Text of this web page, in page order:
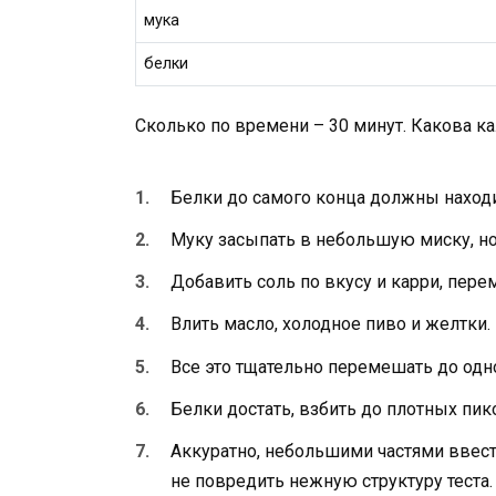
мука
белки
Сколько по времени – 30 минут. Какова
Белки до самого конца должны
Муку засыпать в небольшую миску,
Добавить соль по вкусу и карри,
Влить масло, холодное пиво и желтки.
Все это тщательно перемешать до
Белки достать, взбить до плотных
Аккуратно, небольшими частями
не повредить нежную структуру теста.